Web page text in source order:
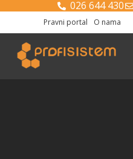
026 644 430
Pravni portal O nama